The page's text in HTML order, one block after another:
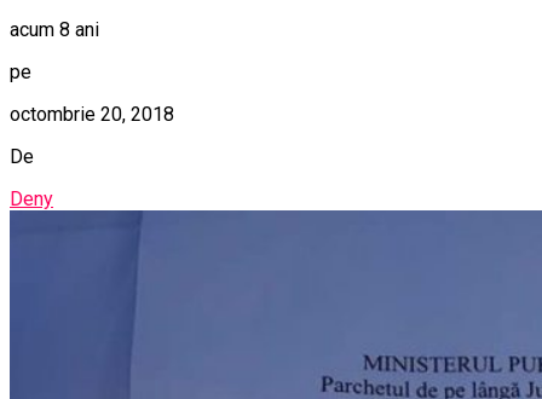
acum 8 ani
pe
octombrie 20, 2018
De
Deny